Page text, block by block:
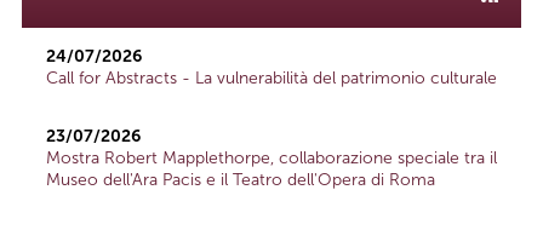
24/07/2026
Call for Abstracts - La vulnerabilità del patrimonio culturale
23/07/2026
Mostra Robert Mapplethorpe, collaborazione speciale tra il
Museo dell'Ara Pacis e il Teatro dell'Opera di Roma